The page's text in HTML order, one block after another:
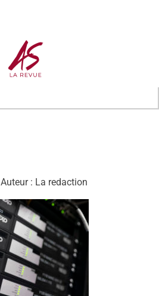
Auteur : La redaction